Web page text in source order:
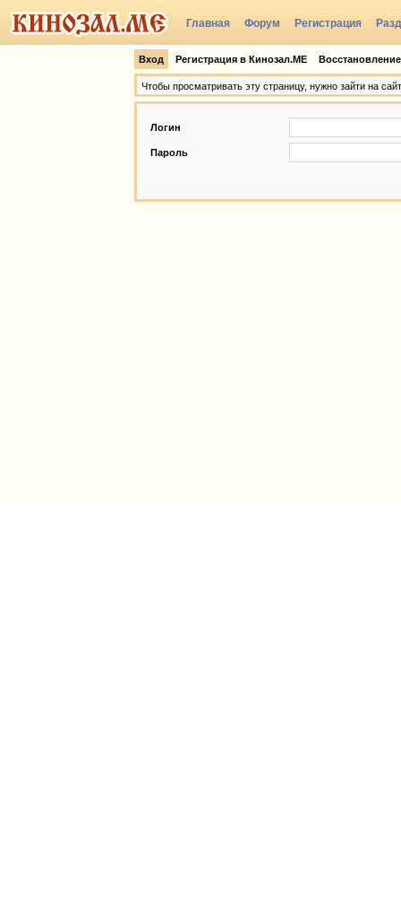
Главная Форум Регистрация
Вход Регистрация в Кинозал.МЕ
Чтобы просматривать эту страницу, нужно зайти на сайт
Логин
Пароль